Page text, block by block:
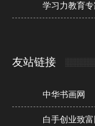
学习力教育
友站链接
中华书画网
白手创业致富